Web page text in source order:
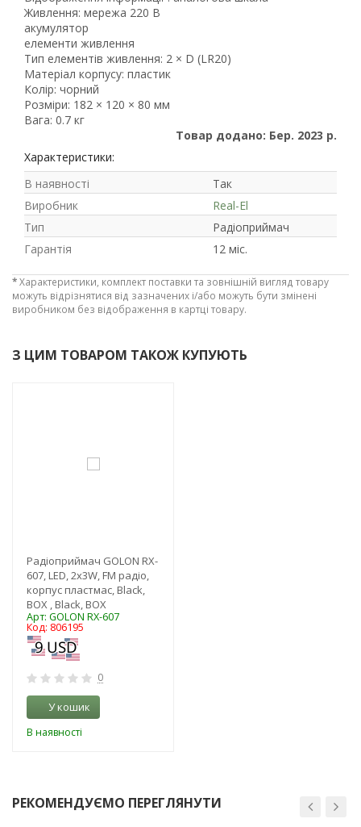
974
Живлення: мережа 220 В
акумулятор
елементи живлення
Тип елементів живлення: 2 × D (LR20)
Матеріал корпусу: пластик
Колір: чорний
Розміри: 182 × 120 × 80 мм
Вага: 0.7 кг
Товар додано: Бер. 2023 р.
Характеристики:
В наявності
Так
Виробник
Real-El
Тип
Радіоприймач
Гарантія
12 міс.
*Характеристики, комплект поставки та зовнішній вигляд товару
можуть відрізнятися від зазначених і/або можуть бути змінені
виробником без відображення в картці товару.
З ЦИМ ТОВАРОМ ТАКОЖ КУПУЮТЬ
Радіоприймач GOLON RX-
607, LED, 2x3W, FM радіо,
корпус пластмас, Black,
BOX , Black, BOX
Арт: GOLON RX-607
Код: 806195
0
У кошик
В наявності
РЕКОМЕНДУЄМО ПЕРЕГЛЯНУТИ